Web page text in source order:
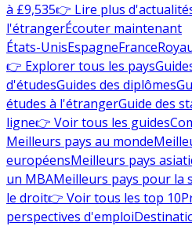
à £9,535👉 Lire plus
l'étrangerÉcouter maintenant
États-UnisEspagneFrance
👉 Explorer tous les pays
d'étudesGuides des diplômes
études à l'étrangerGuide des
ligne👉 Voir tous les guides
Meilleurs pays au monde
européensMeilleurs pays
un MBAMeilleurs pays pour la
le droit👉 Voir tous les top 10
perspectives d'emploi